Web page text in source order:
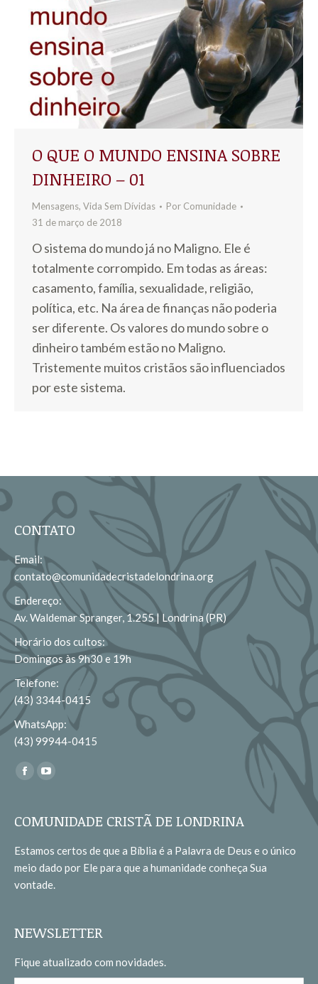
O QUE O MUNDO ENSINA SOBRE
DINHEIRO – 01
Mensagens, Vida Sem Dívidas Por Comunidade
31 de março de 2018
O sistema do mundo já no Maligno. Ele é
totalmente corrompido. Em todas as áreas:
casamento, família, sexualidade, religião,
política, etc. Na área de finanças não poderia
ser diferente. Os valores do mundo sobre o
dinheiro também estão no Maligno.
Tristemente muitos cristãos são influenciados
por este sistema.
CONTATO
Email:
contato@comunidadecristadelondrina.org
Endereço:
Av. Waldemar Spranger, 1.255 | Londrina (PR)
Horário dos cultos:
Domingos às 9h30 e 19h
Telefone:
(43) 3344-0415
WhatsApp:
(43) 99944-0415
Encontre-nos em:
Facebook
opens
new
window
YouTube
opens
new
window
COMUNIDADE CRISTÃ DE LONDRINA
Estamos certos de que a Bíblia é a Palavra de Deus e o único
meio dado por Ele para que a humanidade conheça Sua
vontade.
NEWSLETTER
Fique atualizado com novidades.